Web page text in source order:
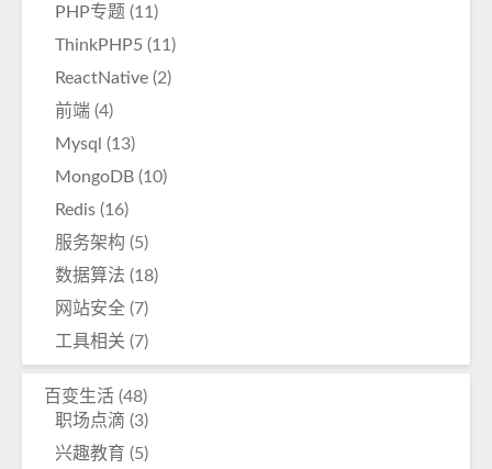
PHP专题 (11)
ThinkPHP5 (11)
ReactNative (2)
前端 (4)
Mysql (13)
MongoDB (10)
Redis (16)
服务架构 (5)
数据算法 (18)
网站安全 (7)
工具相关 (7)
百变生活 (48)
职场点滴 (3)
兴趣教育 (5)